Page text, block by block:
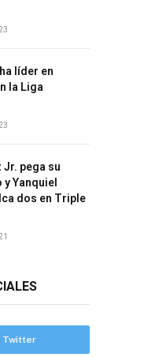
líder en
la Liga
Jr. pega su
Yanquiel
dos en Triple
Twitter